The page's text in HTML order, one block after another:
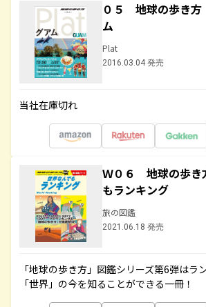
０５ 地球の歩き
ム
Plat
2016.03.04 発売
当社在庫切れ
Ｗ０６ 地球の歩き
もランキング
旅の図鑑
2021.06.18 発売
「地球の歩き方」図鑑シリーズ第6弾はラ
「世界」の今を知ることができる一冊！